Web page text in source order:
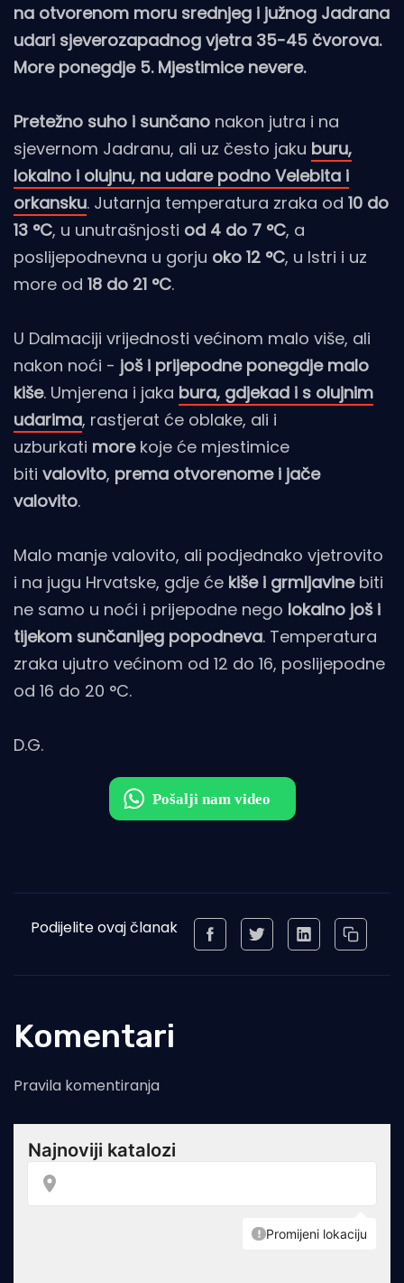
na otvorenom moru srednjeg i južnog Jadrana
udari sjeverozapadnog vjetra 35-45 čvorova.
More ponegdje 5. Mjestimice nevere.
Pretežno suho i sunčano nakon jutra i na
sjevernom Jadranu, ali uz često jaku buru,
lokalno i olujnu, na udare podno Velebita i
orkansku. Jutarnja temperatura zraka od 10 do
13 °C, u unutrašnjosti od 4 do 7 °C, a
poslijepodnevna u gorju oko 12 °C, u Istri i uz
more od 18 do 21 °C.
U Dalmaciji vrijednosti većinom malo više, ali
nakon noći - još i prijepodne ponegdje malo
kiše. Umjerena i jaka bura, gdjekad i s olujnim
udarima, rastjerat će oblake, ali i
uzburkati more koje će mjestimice
biti valovito, prema otvorenome i jače
valovito.
Malo manje valovito, ali podjednako vjetrovito
i na jugu Hrvatske, gdje će kiše i grmljavinebiti
ne samo u noći i prijepodne nego lokalno još i
tijekom sunčanijeg popodneva. Temperatura
zraka ujutro većinom od 12 do 16, poslijepodne
od 16 do 20 °C.
D.G.
Podijelite ovaj članak
Komentari
Pravila komentiranja